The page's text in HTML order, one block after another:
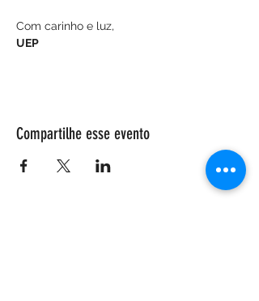
Com carinho e luz,
UEP
Compartilhe esse evento